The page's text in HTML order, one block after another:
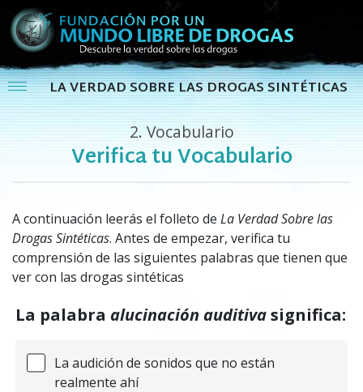
LA VERDAD SOBRE LAS DROGAS SINTÉTICAS
2. Vocabulario
Verifica tu Vocabulario
A continuación leerás el folleto de La Verdad Sobre las
Drogas Sintéticas. Antes de empezar, verifica tu
comprensión de las siguientes palabras que tienen que
ver con las drogas sintéticas
La palabra alucinación auditivasignifica:
La audición de sonidos que no están
realmente ahí